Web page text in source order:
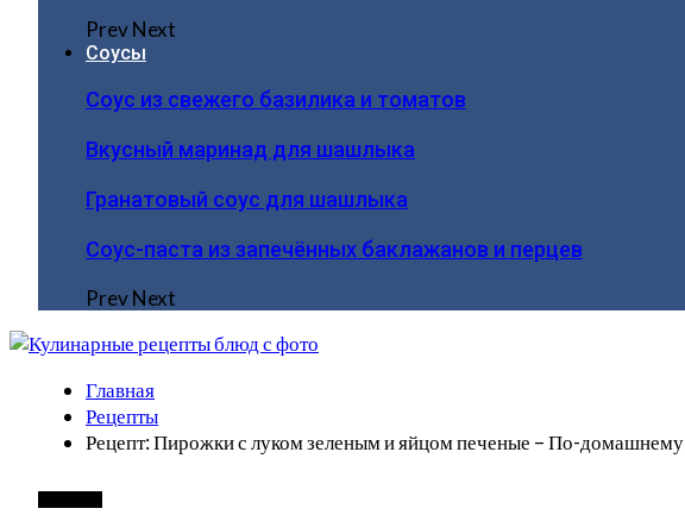
PrevNext
Соусы
Соус из свежего базилика и томатов
Вкусный маринад для шашлыка
Гранатовый соус для шашлыка
Соус-паста из запечённых баклажанов и перцев
PrevNext
Главная
Рецепты
Рецепт: Пирожки с луком зеленым и яйцом печеные – По-домашнему